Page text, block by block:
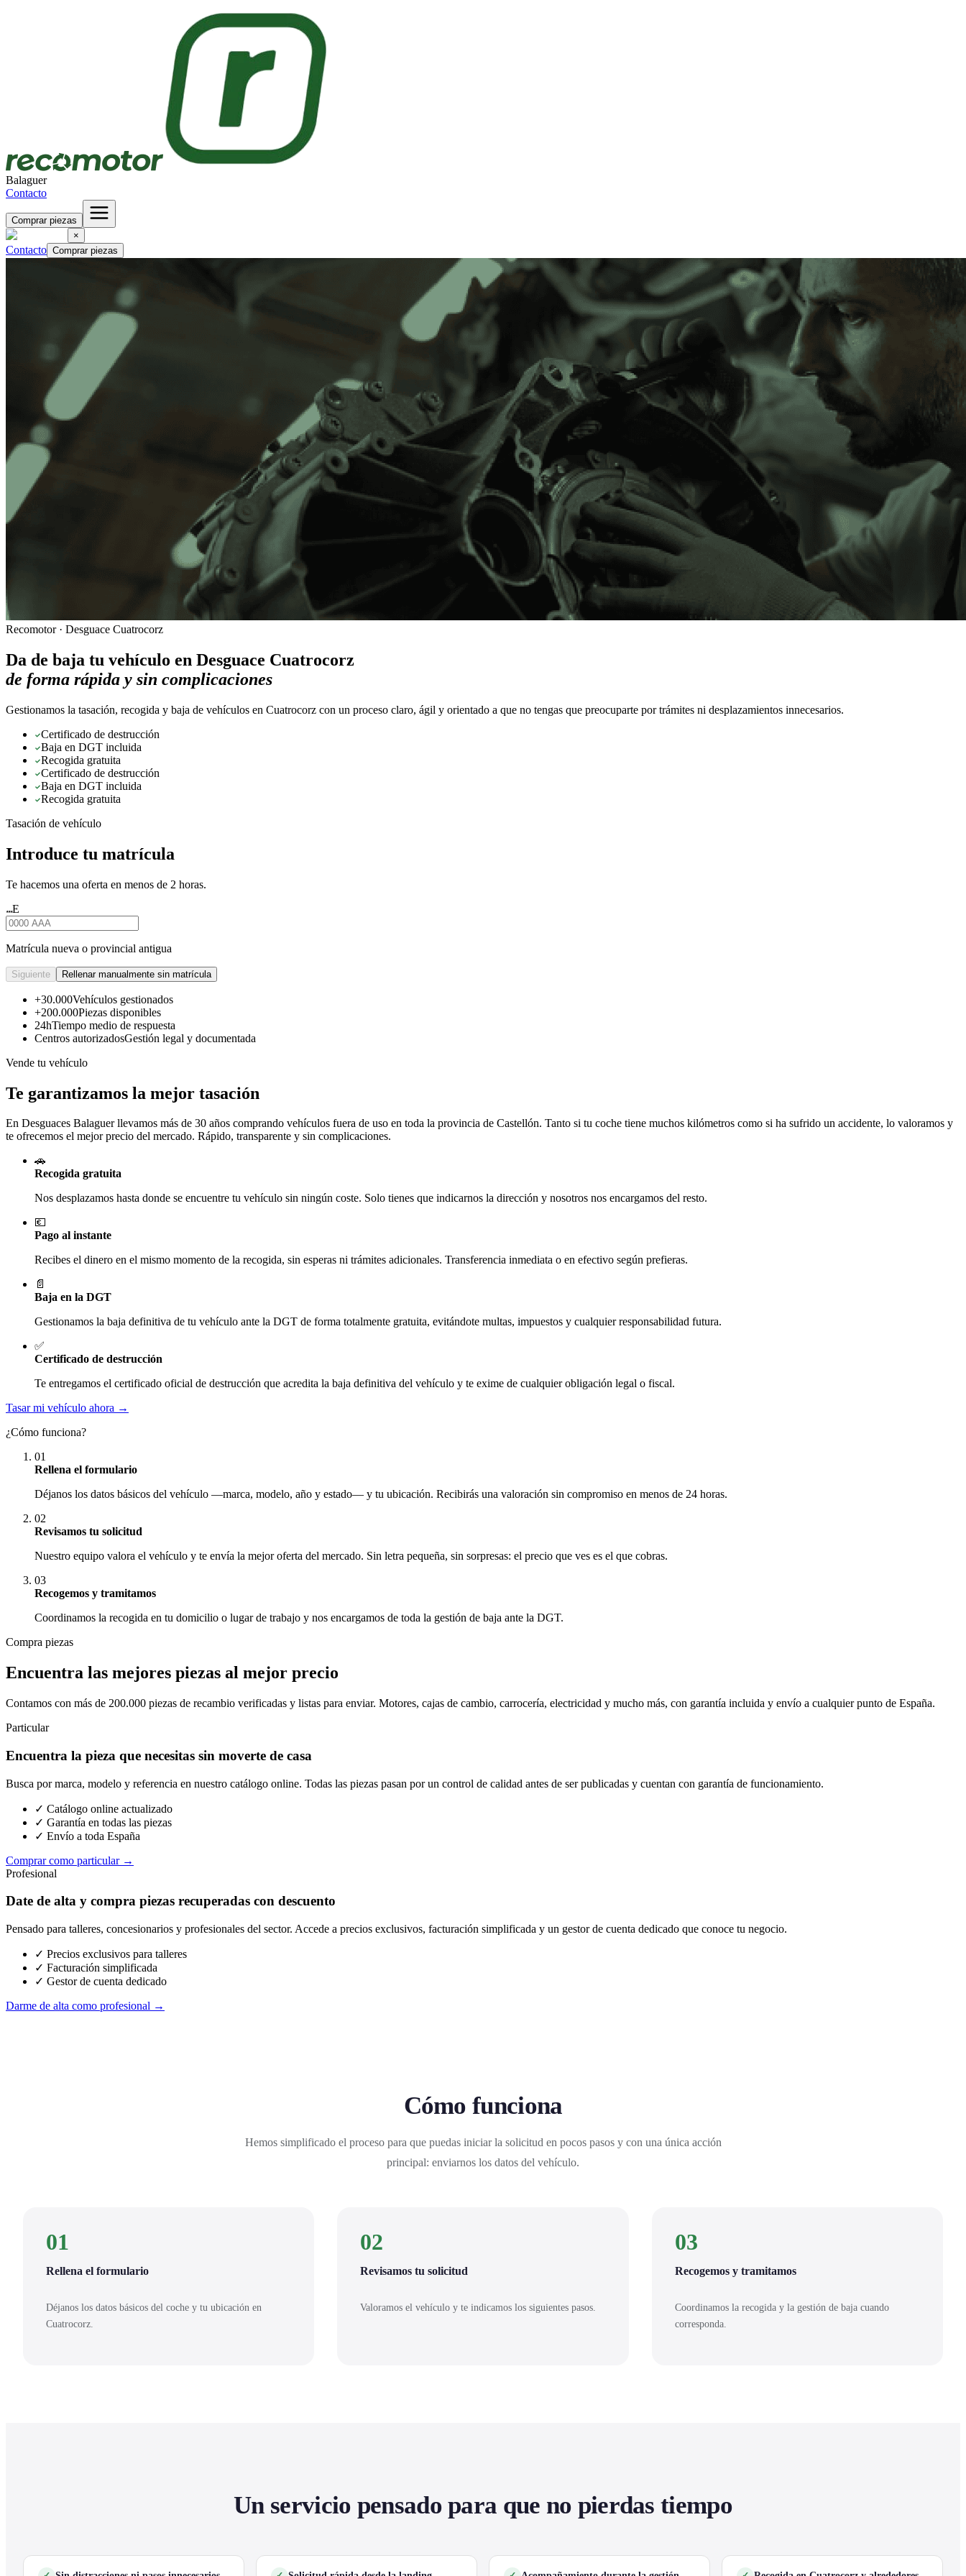
Balaguer
Contacto
Comprar piezas
×
Contacto Comprar piezas
Recomotor · Desguace Cuatrocorz
Da de baja tu vehículo en Desguace Cuatrocorz
de forma rápida y sin complicaciones
Gestionamos la tasación, recogida y baja de vehículos en Cuatrocorz con un proceso claro, ágil y orientado a que no tengas que preocuparte por trámites ni desplazamientos innecesarios.
Certificado de destrucción
Baja en DGT incluida
Recogida gratuita
Certificado de destrucción
Baja en DGT incluida
Recogida gratuita
Tasación de vehículo
Introduce tu matrícula
Te hacemos una oferta en menos de 2 horas.
★★★E
Matrícula nueva o provincial antigua
Siguiente Rellenar manualmente sin matrícula
+30.000Vehículos gestionados
+200.000Piezas disponibles
24hTiempo medio de respuesta
Centros autorizadosGestión legal y documentada
Vende tu vehículo
Te garantizamos la mejor tasación
En Desguaces Balaguerllevamos más de 30 años comprando vehículos fuera de uso en toda la provincia de Castellón. Tanto si tu coche tiene muchos kilómetros como si ha sufrido un accidente, lo valoramos y
te ofrecemos el mejor precio del mercado. Rápido, transparente y sin complicaciones.
🚗
Recogida gratuita
Nos desplazamos hasta donde se encuentre tu vehículo sin ningún coste. Solo tienes que indicarnos la dirección y nosotros nos encargamos del resto.
💶
Pago al instante
Recibes el dinero en el mismo momento de la recogida, sin esperas ni trámites adicionales. Transferencia inmediata o en efectivo según prefieras.
📄
Baja en la DGT
Gestionamos la baja definitiva de tu vehículo ante la DGT de forma totalmente gratuita, evitándote multas, impuestos y cualquier responsabilidad futura.
✅
Certificado de destrucción
Te entregamos el certificado oficial de destrucción que acredita la baja definitiva del vehículo y te exime de cualquier obligación legal o fiscal.
Tasar mi vehículo ahora →
¿Cómo funciona?
01
Rellena el formulario
Déjanos los datos básicos del vehículo —marca, modelo, año y estado— y tu ubicación. Recibirás una valoración sin compromiso en menos de 24 horas.
02
Revisamos tu solicitud
Nuestro equipo valora el vehículo y te envía la mejor oferta del mercado. Sin letra pequeña, sin sorpresas: el precio que ves es el que cobras.
03
Recogemos y tramitamos
Coordinamos la recogida en tu domicilio o lugar de trabajo y nos encargamos de toda la gestión de baja ante la DGT.
Compra piezas
Encuentra las mejores piezas al mejor precio
Contamos con más de 200.000 piezas de recambio verificadas y listas para enviar. Motores, cajas de cambio, carrocería, electricidad y mucho más, con garantía incluida y envío a cualquier punto de España.
Particular
Encuentra la pieza que necesitas sin moverte de casa
Busca por marca, modelo y referencia en nuestro catálogo online. Todas las piezas pasan por un control de calidad antes de ser publicadas y cuentan con garantía de funcionamiento.
✓ Catálogo online actualizado
✓ Garantía en todas las piezas
✓ Envío a toda España
Comprar como particular →
Profesional
Date de alta y compra piezas recuperadas con descuento
Pensado para talleres, concesionarios y profesionales del sector. Accede a precios exclusivos, facturación simplificada y un gestor de cuenta dedicado que conoce tu negocio.
✓ Precios exclusivos para talleres
✓ Facturación simplificada
✓ Gestor de cuenta dedicado
Darme de alta como profesional →
Cómo funciona
Hemos simplificado el proceso para que puedas iniciar la solicitud en pocos pasos y con una única acción
principal: enviarnos los datos del vehículo.
01
Rellena el formulario
Déjanos los datos básicos del coche y tu ubicación en
Cuatrocorz.
02
Revisamos tu solicitud
Valoramos el vehículo y te indicamos los siguientes pasos.
03
Recogemos y tramitamos
Coordinamos la recogida y la gestión de baja cuando
corresponda.
Un servicio pensado para que no pierdas tiempo